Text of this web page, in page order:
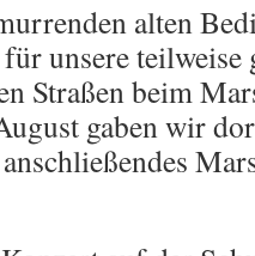
alten
unsere teilweise
Straßen beim
gaben wir